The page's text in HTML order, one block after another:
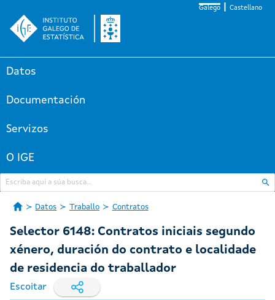
Galego Castellano
Datos
Documentación
Servizos
O IGE
Datos Traballo Contratos
Selector 6148: Contratos iniciais segundo
xénero, duración do contrato e localidade
de residencia do traballador
Escoitar